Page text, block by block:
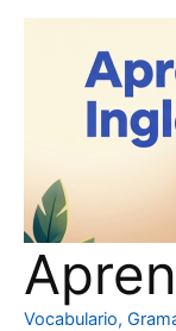
Vocabulario,